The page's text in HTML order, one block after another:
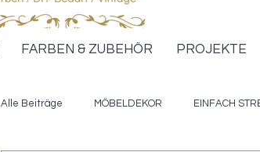
FARBEN & ZUBEHÖR PROJEKTE
Alle Beiträge MÖBELDEKOR EINFACH